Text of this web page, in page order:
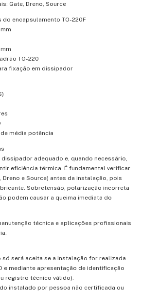
Gate, Dreno, Source
do encapsulamento TO-220F
TO-220
fixação em dissipador
média potência
adequado e, quando necessário,
eficiência térmica. É fundamental verificar
Dreno e Source) antes da instalação, pois
Sobretensão, polarização incorreta
podem causar a queima imediata do
técnica e aplicações profissionais
será aceita se a instalação for realizada
e mediante apresentação de identificação
registro técnico válido).
instalado por pessoa não certificada ou